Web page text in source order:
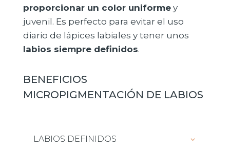
proporcionar un color uniformey
juvenil. Es perfecto para evitar el uso
diario de lápices labiales y tener unos
labios siempre definidos.
BENEFICIOS
MICROPIGMENTACIÓN DE LABIOS
LABIOS DEFINIDOS